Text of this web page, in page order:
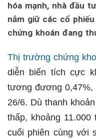
hóa mạnh, nhà đầu
nắm giữ các cổ
chứng khoán đang
Thị trường chứng
diễn biến tích cực
tương đương 0,47%,
26/6. Dù thanh
thấp, khoảng
cuối phiên cùng với